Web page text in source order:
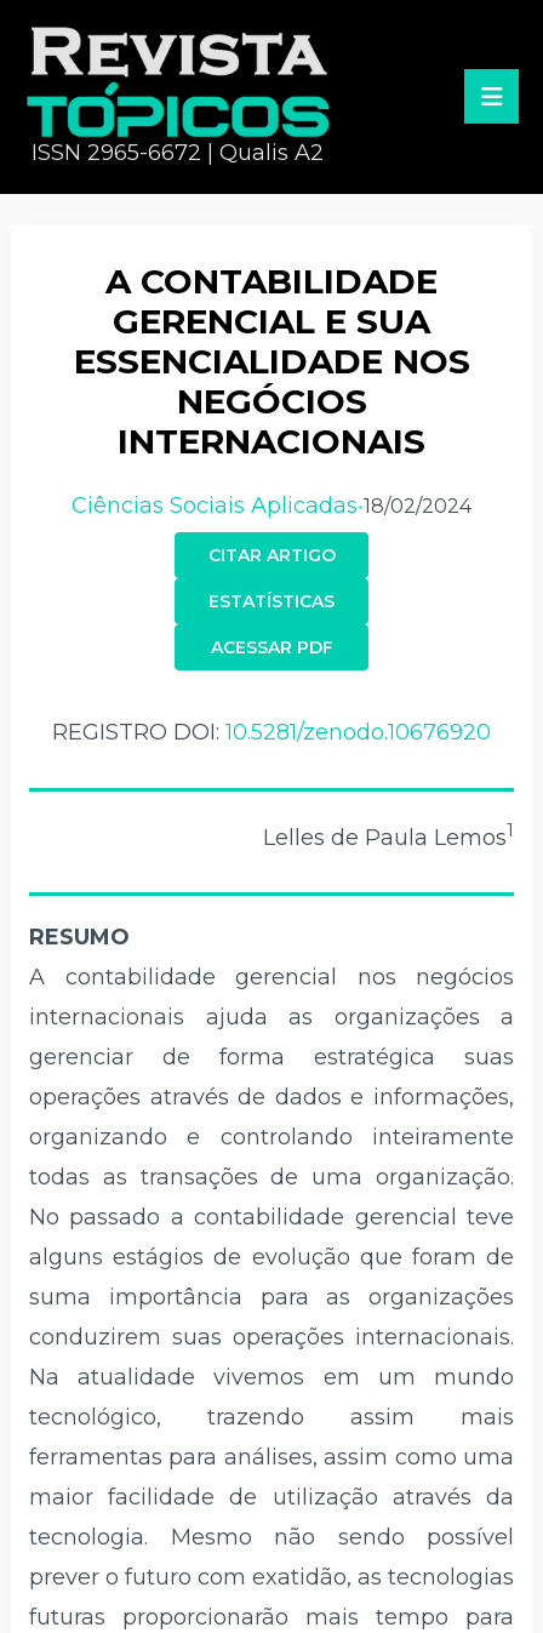
ISSN 2965-6672 | Qualis A2
A CONTABILIDADE
GERENCIAL E SUA
ESSENCIALIDADE NOS
NEGÓCIOS
INTERNACIONAIS
Ciências Sociais Aplicadas•18/02/2024
CITAR ARTIGO
ACESSAR PDF
ESTATÍSTICAS
REGISTRO DOI:10.5281/zenodo.10676920
Lelles de Paula Lemos1
RESUMO
A contabilidade gerencial nos negócios
internacionais ajuda as organizações a
gerenciar de forma estratégica suas
operações através de dados e informações,
organizando e controlando inteiramente
todas as transações de uma organização.
No passado a contabilidade gerencial teve
alguns estágios de evolução que foram de
suma importância para as organizações
conduzirem suas operações internacionais.
Na atualidade vivemos em um mundo
tecnológico, trazendo assim mais
ferramentas para análises, assim como uma
maior facilidade de utilização através da
tecnologia. Mesmo não sendo possível
prever o futuro com exatidão, as tecnologias
futuras proporcionarão mais tempo para